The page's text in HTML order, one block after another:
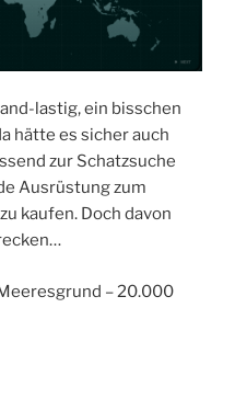
lastig, ein bisschen
hätte es sicher auch
zur Schatzsuche
Ausrüstung zum
kaufen. Doch davon
– 20.000